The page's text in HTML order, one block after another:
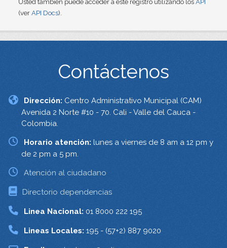
Usted también puede acceder a este registro utilizando los API
(ver API Docs).
Contáctenos
Dirección: Centro Administrativo Municipal (CAM)
Avenida 2 Norte #10 - 70. Cali - Valle del Cauca -
Colombia.
Horario atención: lunes a viernes de 8 am a 12 pm y
de 2 pm a 5 pm.
Atención al ciudadano
Directorio dependencias
Linea Nacional: 01 8000 222 195
Lineas Locales: 195 - (57+2) 887 9020